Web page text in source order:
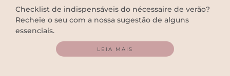
Checklist de indispensáveis do nécessaire de verão?
Recheie o seu com a nossa sugestão de alguns
essenciais.
LEIA MAIS